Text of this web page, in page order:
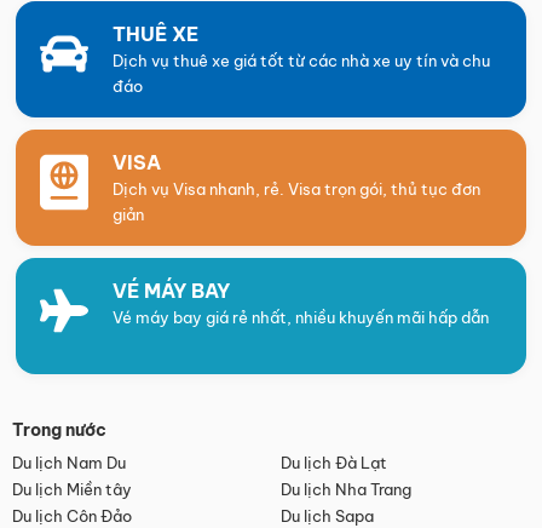
THUÊ XE
Dịch vụ thuê xe giá tốt từ các nhà xe uy tín và chu
đáo
VISA
Dịch vụ Visa nhanh, rẻ. Visa trọn gói, thủ tục đơn
giản
VÉ MÁY BAY
Vé máy bay giá rẻ nhất, nhiều khuyến mãi hấp dẫn
Trong nước
Du lịch Nam Du
Du lịch Đà Lạt
Du lịch Miền tây
Du lịch Nha Trang
Du lịch Côn Đảo
Du lịch Sapa